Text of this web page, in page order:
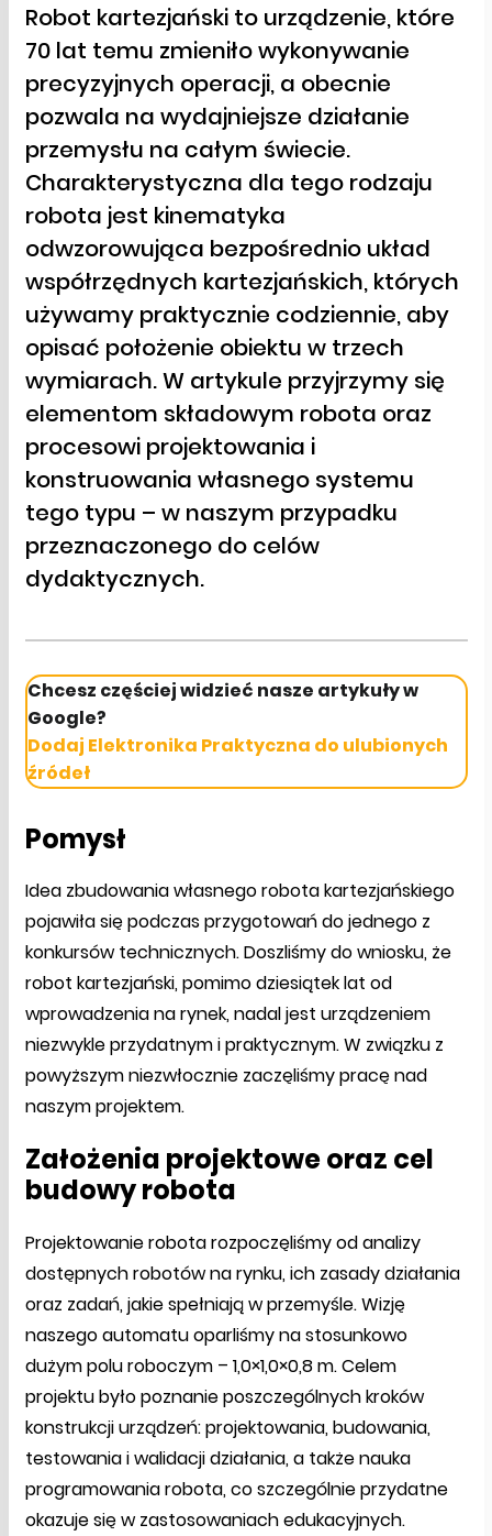
Robot kartezjański to urządzenie, które
70 lat temu zmieniło wykonywanie
precyzyjnych operacji, a obecnie
pozwala na wydajniejsze działanie
przemysłu na całym świecie.
Charakterystyczna dla tego rodzaju
robota jest kinematyka
odwzorowująca bezpośrednio układ
współrzędnych kartezjańskich, których
używamy praktycznie codziennie, aby
opisać położenie obiektu w trzech
wymiarach. W artykule przyjrzymy się
elementom składowym robota oraz
procesowi projektowania i
konstruowania własnego systemu
tego typu – w naszym przypadku
przeznaczonego do celów
dydaktycznych.
Chcesz częściej widzieć nasze artykuły w
Google?
Dodaj Elektronika Praktyczna do ulubionych
źródeł
Pomysł
Idea zbudowania własnego robota kartezjańskiego
pojawiła się podczas przygotowań do jednego z
konkursów technicznych. Doszliśmy do wniosku, że
robot kartezjański, pomimo dziesiątek lat od
wprowadzenia na rynek, nadal jest urządzeniem
niezwykle przydatnym i praktycznym. W związku z
powyższym niezwłocznie zaczęliśmy pracę nad
naszym projektem.
Założenia projektowe oraz cel
budowy robota
Projektowanie robota rozpoczęliśmy od analizy
dostępnych robotów na rynku, ich zasady działania
oraz zadań, jakie spełniają w przemyśle. Wizję
naszego automatu oparliśmy na stosunkowo
dużym polu roboczym – 1,0×1,0×0,8 m. Celem
projektu było poznanie poszczególnych kroków
konstrukcji urządzeń: projektowania, budowania,
testowania i walidacji działania, a także nauka
programowania robota, co szczególnie przydatne
okazuje się w zastosowaniach edukacyjnych.